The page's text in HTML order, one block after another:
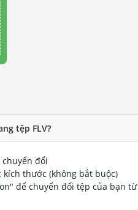
tệp FLV?
đổi
thước (không bắt buộc)
để chuyển đổi tệp của bạn từ